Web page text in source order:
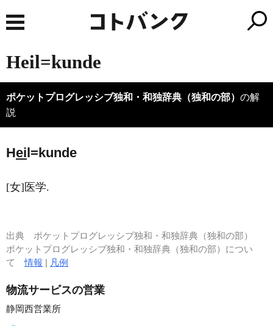
Heil=kunde
ポケットプログレッシブ独和・和独辞典（独和の部） の解
説
Heil=kunde
[女]医学.
出典 ポケットプログレッシブ独和・和独辞典（独和の部）
ポケットプログレッシブ独和・和独辞典（独和の部）につい
て情報 | 凡例
物流サービスの営業
静岡西営業所